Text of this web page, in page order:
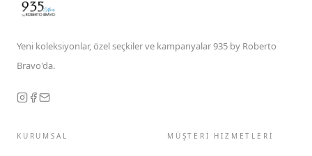
Yeni koleksiyonlar, özel seçkiler ve kampanyalar 935 by Roberto
Bravo'da.
KURUMSAL MÜŞTERİ HİZMETLERİ